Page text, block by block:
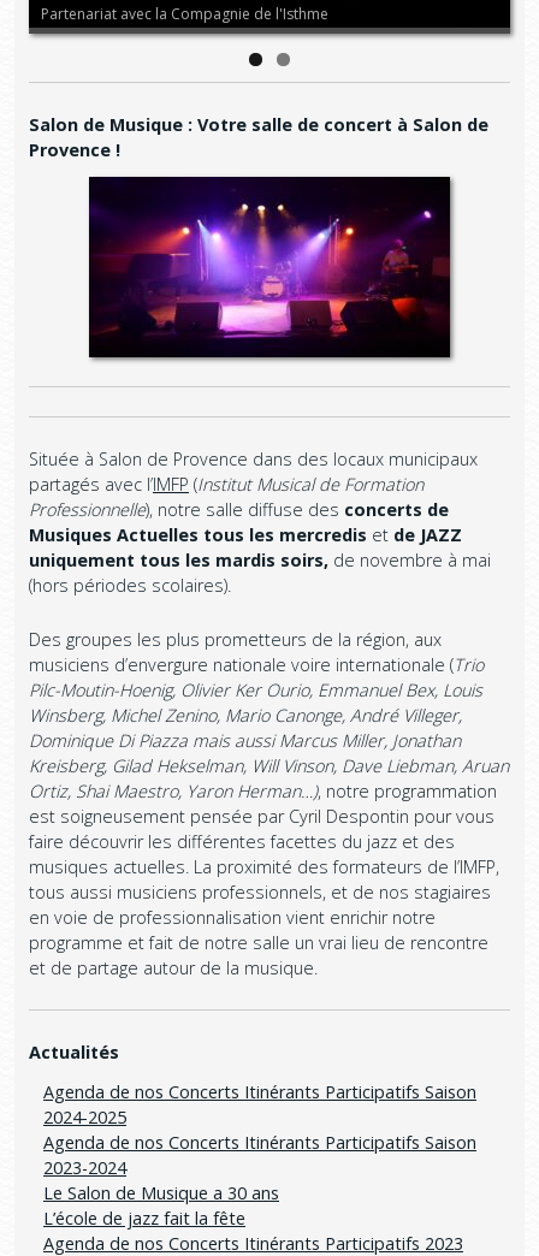
Partenariat avec la Compagnie de l'Isthme
Salon de Musique : Votre salle de concert à Salon de
Provence !
Située à Salon de Provence dans des locaux municipaux
partagés avec l’IMFP (Institut Musical de Formation
Professionnelle), notre salle diffuse des concerts de
Musiques Actuelles tous les mercredis et de JAZZ
uniquement tous les mardis soirs, de novembre à mai
(hors périodes scolaires).
Des groupes les plus prometteurs de la région, aux
musiciens d’envergure nationale voire internationale (Trio
Pilc-Moutin-Hoenig, Olivier Ker Ourio, Emmanuel Bex, Louis
Winsberg, Michel Zenino, Mario Canonge, André Villeger,
Dominique Di Piazza mais aussi Marcus Miller, Jonathan
Kreisberg, Gilad Hekselman, Will Vinson, Dave Liebman, Aruan
Ortiz, Shai Maestro, Yaron Herman…), notre programmation
est soigneusement pensée par Cyril Despontin pour vous
faire découvrir les différentes facettes du jazz et des
musiques actuelles. La proximité des formateurs de l’IMFP,
tous aussi musiciens professionnels, et de nos stagiaires
en voie de professionnalisation vient enrichir notre
programme et fait de notre salle un vrai lieu de rencontre
et de partage autour de la musique.
Actualités
Agenda de nos Concerts Itinérants Participatifs Saison
2024-2025
Agenda de nos Concerts Itinérants Participatifs Saison
2023-2024
Le Salon de Musique a 30 ans
L’école de jazz fait la fête
Agenda de nos Concerts Itinérants Participatifs 2023